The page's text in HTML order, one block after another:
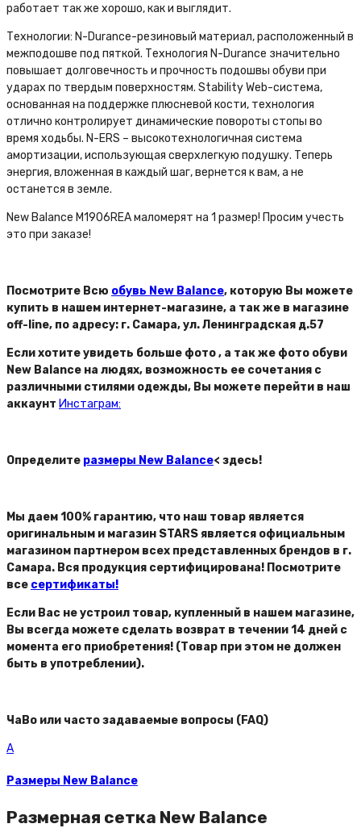
работает так же хорошо, как и выглядит.
Технологии: N-Durance-резиновый материал, расположенный в
межподошве под пяткой. Технология N-Durance значительно
повышает долговечность и прочность подошвы обуви при
ударах по твердым поверхностям. Stability Web-система,
основанная на поддержке плюсневой кости, технология
отлично контролирует динамические повороты стопы во
время ходьбы. N-ERS – высокотехнологичная система
амортизации, использующая сверхлегкую подушку. Теперь
энергия, вложенная в каждый шаг, вернется к вам, а не
останется в земле.
New Balance M1906REA маломерят на 1 размер! Просим учесть
это при заказе!
Посмотрите Всю обувь New Balance, которую Вы можете
купить в нашем интернет-магазине, а так же в магазине
off-line, по адресу: г. Самара, ул. Ленинградская д.57
Если хотите увидеть больше фото , а так же фото обуви
New Balance на людях, возможность ее сочетания с
различными стилями одежды, Вы можете перейти в наш
аккаунт Инстаграм:
Определите размеры New Balance< здесь!
Мы даем 100% гарантию, что наш товар является
оригинальным и магазин STARS является официальным
магазином партнером всех представленных брендов в г.
Самара. Вся продукция сертифицирована! Посмотрите
все сертификаты!
Если Вас не устроил товар, купленный в нашем магазине,
Вы всегда можете сделать возврат в течении 14 дней с
момента его приобретения! (Товар при этом не должен
быть в употреблении).
ЧаВо или часто задаваемые вопросы (FAQ)
A
Размеры New Balance
Размерная сетка New Balance